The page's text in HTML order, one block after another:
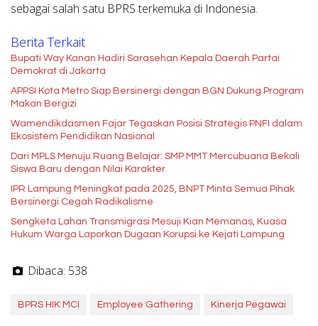
sebagai salah satu BPRS terkemuka di Indonesia.
Berita Terkait
Bupati Way Kanan Hadiri Sarasehan Kepala Daerah Partai
Demokrat di Jakarta
APPSI Kota Metro Siap Bersinergi dengan BGN Dukung Program
Makan Bergizi
Wamendikdasmen Fajar Tegaskan Posisi Strategis PNFI dalam
Ekosistem Pendidikan Nasional
Dari MPLS Menuju Ruang Belajar: SMP MMT Mercubuana Bekali
Siswa Baru dengan Nilai Karakter
IPR Lampung Meningkat pada 2025, BNPT Minta Semua Pihak
Bersinergi Cegah Radikalisme
Sengketa Lahan Transmigrasi Mesuji Kian Memanas, Kuasa
Hukum Warga Laporkan Dugaan Korupsi ke Kejati Lampung
Dibaca: 538
BPRS HIK MCI Employee Gathering Kinerja Pegawai